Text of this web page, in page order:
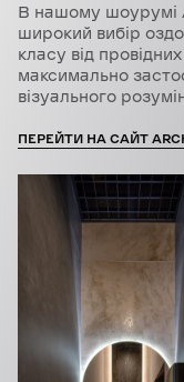
В нашому шоурумі
широкий вибір
класу від
максимально
візуального
ПЕРЕЙТИ НА САЙТ